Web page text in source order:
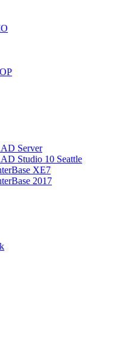
Server
Studio 10 Seattle
XE7
2017